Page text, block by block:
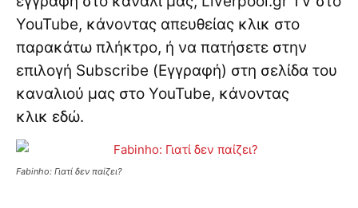
YouTube, κάνοντας απευθείας κλικ στο
παρακάτω πλήκτρο, ή να πατήσετε στην
επιλογή Subscribe (Εγγραφή) στη σελίδα του
καναλιού μας στο YouTube, κάνοντας
κλικ εδώ.
Fabinho: Γιατί δεν παίζει?